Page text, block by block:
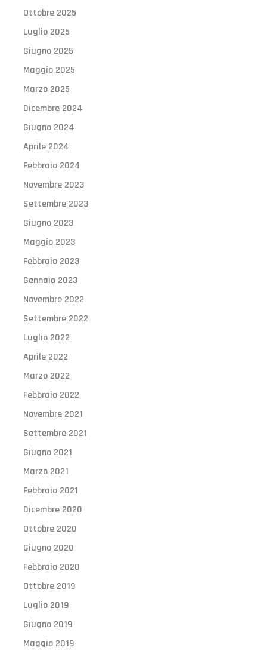
Ottobre 2025
Luglio 2025
Giugno 2025
Maggio 2025
Marzo 2025
Dicembre 2024
Giugno 2024
Aprile 2024
Febbraio 2024
Novembre 2023
Settembre 2023
Giugno 2023
Maggio 2023
Febbraio 2023
Gennaio 2023
Novembre 2022
Settembre 2022
Luglio 2022
Aprile 2022
Marzo 2022
Febbraio 2022
Novembre 2021
Settembre 2021
Giugno 2021
Marzo 2021
Febbraio 2021
Dicembre 2020
Ottobre 2020
Giugno 2020
Febbraio 2020
Ottobre 2019
Luglio 2019
Giugno 2019
Maggio 2019